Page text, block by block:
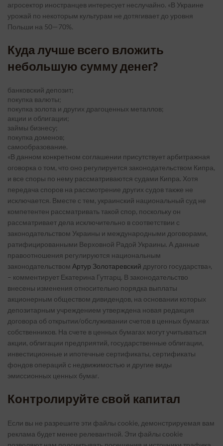
агросектор иностранцев интересует неслучайно. «В Украине
урожай по некоторым культурам не дотягивает до уровня
Польши на 50—70%.
Куда лучше всего вложить
небольшую сумму денег?
банковский депозит;
покупка валюты;
покупка золота и других драгоценных металлов;
акции и облигации;
займы бизнесу;
покупка доменов;
самообразование.
«В данном конкретном соглашении присутствует арбитражная
оговорка о том, что оно регулируется законодательством Кипра,
и все споры по нему рассматриваются судами Кипра. Хотя
передача споров на рассмотрение других судов также не
исключается. Вместе с тем, украинский национальный суд не
компетентен рассматривать такой спор, поскольку он
рассматривает дела исключительно в соответствии с
законодательством Украины и международными договорами,
ратифицированными Верховной Радой Украины. А данные
правоотношения регулируются национальным
законодательством Артур Золотаревский другого государства»,
– комментирует Екатерина Гутгарц. В законодательство
внесены изменения относительно порядка выплаты
акционерным обществом дивидендов, на основании которых
депозитарным учреждением утверждена новая редакция
договора об открытии/обслуживании счетов в ценных бумагах
собственников. На счете в ценных бумагах могут учитываться
акции, облигации предприятий, государственные облигации,
инвестиционные и ипотечные сертификаты, сертификаты
фондов операций с недвижимостью и другие виды
эмиссионных ценных бумаг.
Контролируйте свой капитал
Если вы не разрешите эти файлы cookie, демонстрируемая вам
реклама будет менее релевантной. Эти файлы cookie